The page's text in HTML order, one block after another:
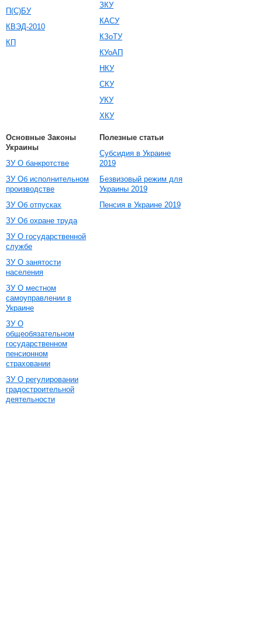
П(С)БУ
КВЭД-2010
КП
ЗКУ
КАСУ
КЗоТУ
КУоАП
НКУ
СКУ
УКУ
ХКУ
Основные Законы
Украины
ЗУ О банкротстве
ЗУ Об исполнительном
производстве
ЗУ Об отпусках
ЗУ Об охране труда
ЗУ О государственной
службе
ЗУ О занятости
населения
ЗУ О местном
самоуправлении в
Украине
ЗУ О
общеобязательном
государственном
пенсионном
страховании
ЗУ О регулировании
градостроительной
деятельности
Полезные статьи
Субсидия в Украине
2019
Безвизовый режим для
Украины 2019
Пенсия в Украине 2019